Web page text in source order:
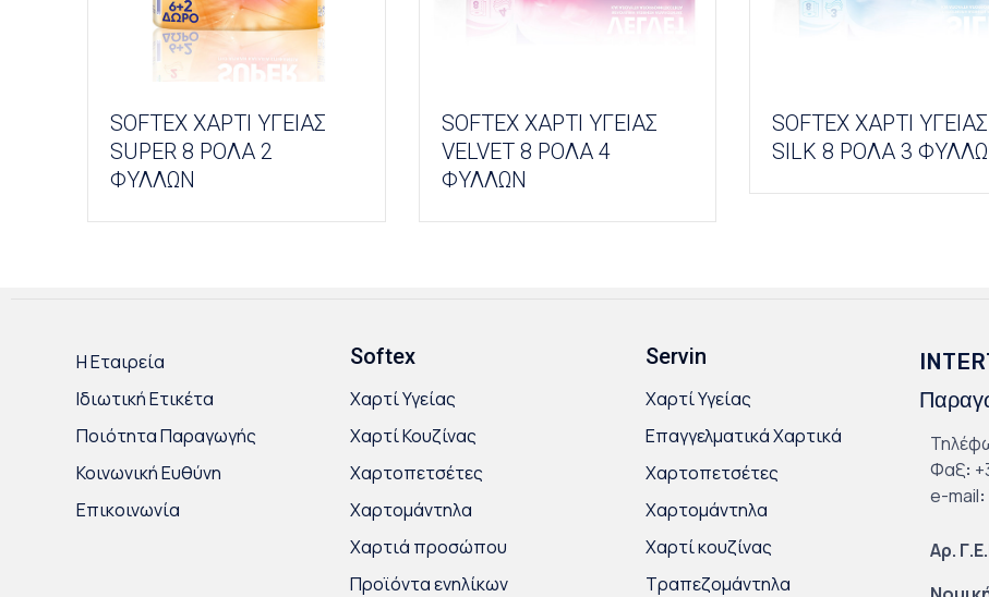
SOFTEX ΧΑΡΤΙ ΥΓΕΙΑΣ
SUPER 8 ΡΟΛΑ 2
ΦΥΛΛΩΝ
SOFTEX ΧΑΡΤΙ ΥΓΕΙΑΣ
VELVET 8 ΡΟΛΑ 4
ΦΥΛΛΩΝ
SOFTEX ΧΑΡΤΙ ΥΓΕΙΑΣ
SILK 8 ΡΟΛΑ 3
Η Εταιρεία
Ιδιωτική Ετικέτα
Ποιότητα Παραγωγής
Κοινωνική Ευθύνη
Επικοινωνία
Softex
Χαρτί Υγείας
Χαρτί Κουζίνας
Χαρτοπετσέτες
Χαρτομάντηλα
Χαρτιά προσώπου
Προϊόντα ενηλίκων
Servin
Χαρτί Υγείας
Επαγγελματικά Χαρτικά
Χαρτοπετσέτες
Χαρτομάντηλα
Χαρτί κουζίνας
Τραπεζομάντηλα
Φαξ:
e-mail:
Αρ.